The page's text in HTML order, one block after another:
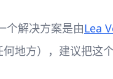
个解决方案是由Lea
地方），建议把这